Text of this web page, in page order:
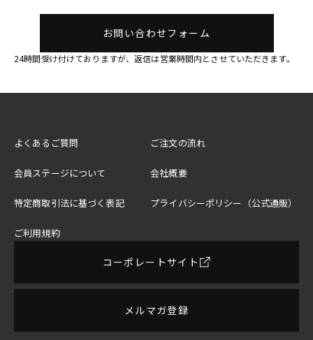
お問い合わせフォーム
24時間受け付けておりますが、返信は営業時間内とさせていただきます。
よくあるご質問 ご注文の流れ
会員ステージについて 会社概要
特定商取引法に基づく表記 プライバシーポリシー（公式通販）
ご利用規約
コーポレートサイト
メルマガ登録